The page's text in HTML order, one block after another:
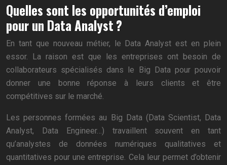
Quelles sont les opportunités d’emploi
pour un Data Analyst ?
En tant que nouveau métier, le Data Analyst est en plein
essor. La raison est que les entreprises ont besoin de
collaborateurs spécialisés dans le Big Data pour pouvoir
donner une bonne réponse à leurs clients et être
compétitives sur le marché.
Les personnes formées au Big Data (Data Scientist, Data
Analyst, Data Engineer…) travaillent souvent en tant
qu’analystes de données numériques qualitatives et
quantitatives pour une entreprise. Cela leur permet d’obtenir